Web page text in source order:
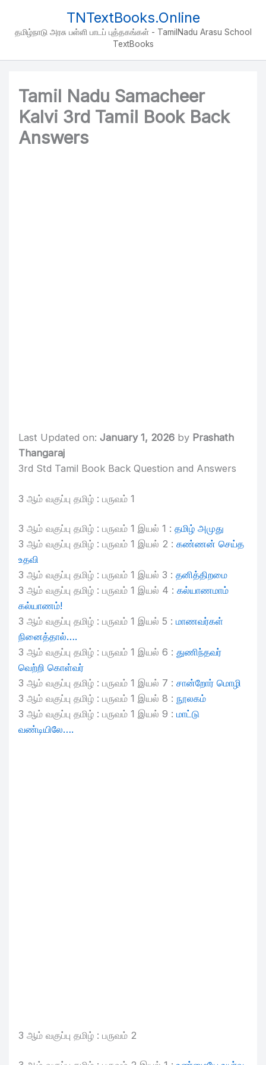
content
TNTextBooks.Online
தமிழ்நாடு அரசு பள்ளி பாடப் புத்தகங்கள் - TamilNadu Arasu School
TextBooks
Tamil Nadu Samacheer
Kalvi 3rd Tamil Book Back
Answers
Last Updated on:January 1, 2026 by Prashath
Thangaraj
3rd Std Tamil Book Back Question and Answers
3 ஆம் வகுப்பு தமிழ் : பருவம் 1
3 ஆம் வகுப்பு தமிழ் : பருவம் 1 இயல் 1 :தமிழ் அமுது
3 ஆம் வகுப்பு தமிழ் : பருவம் 1 இயல் 2 :கண்ணன் செய்த
உதவி
3 ஆம் வகுப்பு தமிழ் : பருவம் 1 இயல் 3 :தனித்திறமை
3 ஆம் வகுப்பு தமிழ் : பருவம் 1 இயல் 4 :கல்யாணமாம்
கல்யாணம்!
3 ஆம் வகுப்பு தமிழ் : பருவம் 1 இயல் 5 :மாணவர்கள்
நினைத்தால்….
3 ஆம் வகுப்பு தமிழ் : பருவம் 1 இயல் 6 :துணிந்தவர்
வெற்றி கொள்வர்
3 ஆம் வகுப்பு தமிழ் : பருவம் 1 இயல் 7 :சான்றோர் மொழி
3 ஆம் வகுப்பு தமிழ் : பருவம் 1 இயல் 8 : நூலகம்
3 ஆம் வகுப்பு தமிழ் : பருவம் 1 இயல் 9 :மாட்டு
வண்டியிலே….
3 ஆம் வகுப்பு தமிழ் : பருவம் 2